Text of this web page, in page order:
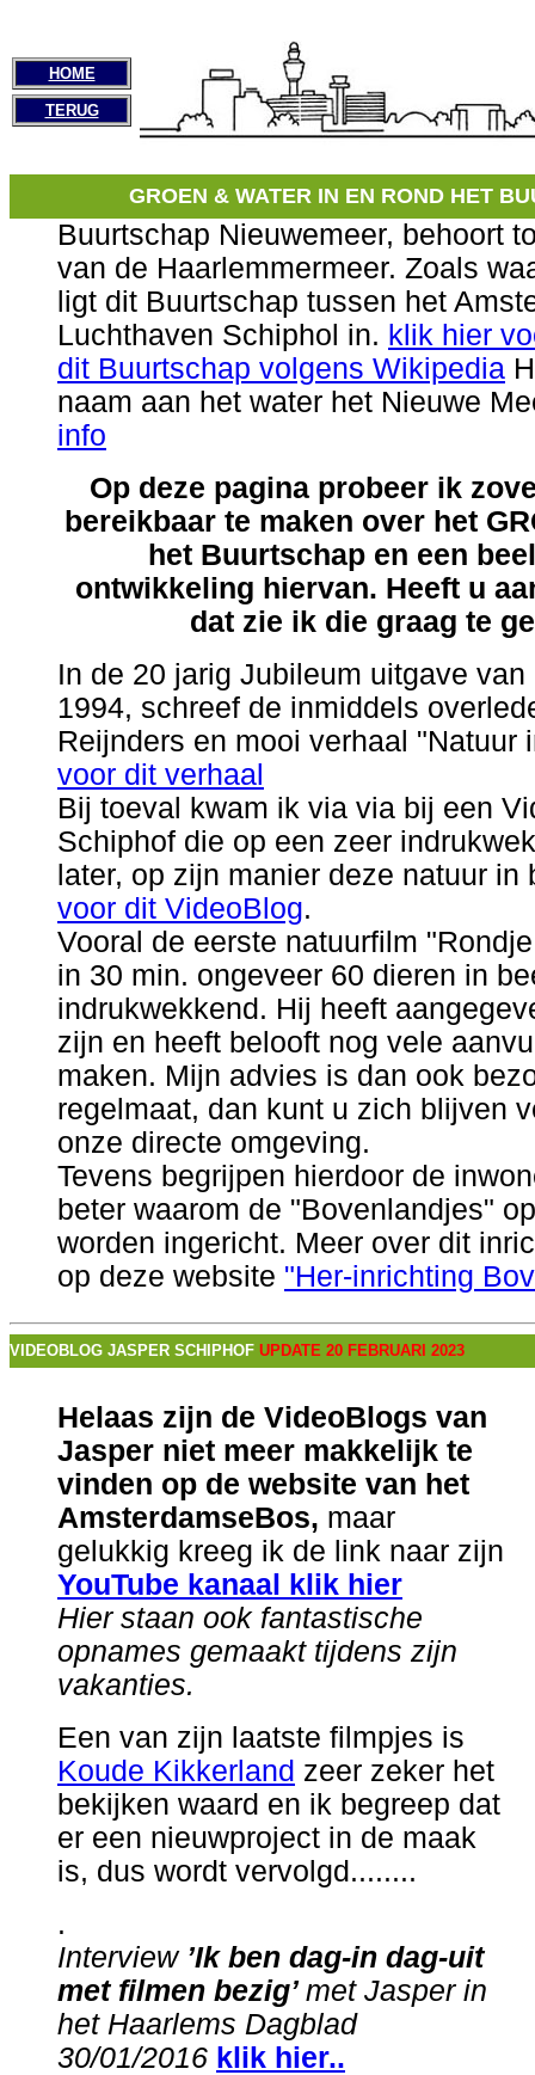
HOME
TERUG
GROEN & WATER IN EN ROND HET
Buurtschap Nieuwemeer, behoort
van de Haarlemmermeer. Zoals
ligt dit Buurtschap tussen het
Luchthaven Schiphol in. klik hier
dit Buurtschap volgens Wikipedia
naam aan het water het Nieuwe
info
Op deze pagina probeer ik
bereikbaar te maken over het
het Buurtschap en een
ontwikkeling hiervan. Heeft u
dat zie ik die graag te
In de 20 jarig Jubileum uitgave
1994, schreef de inmiddels
Reijnders en mooi verhaal "Natuur
voor dit verhaal
Bij toeval kwam ik via via bij een
Schiphof die op een zeer
later, op zijn manier deze natuur
voor dit VideoBlog.
Vooral de eerste natuurfilm
in 30 min. ongeveer 60 dieren in
indrukwekkend. Hij heeft
zijn en heeft belooft nog vele
maken. Mijn advies is dan ook
regelmaat, dan kunt u zich blijven
onze directe omgeving.
Tevens begrijpen hierdoor de
beter waarom de "Bovenlandjes"
worden ingericht. Meer over dit
op deze website "Her-inrichting
VIDEOBLOG JASPER SCHIPHOF UPDATE 20 FEBRUARI 2023
Helaas zijn de VideoBlogs van
Jasper niet meer makkelijk te
vinden op de website van het
AmsterdamseBos, maar
gelukkig kreeg ik de link naar zijn
YouTube kanaal klik hier
Hier staan ook fantastische
opnames gemaakt tijdens zijn
vakanties.
Een van zijn laatste filmpjes is
Koude Kikkerland zeer zeker het
bekijken waard en ik begreep dat
er een nieuwproject in de maak
is, dus wordt vervolgd........
.
Interview’Ik ben dag-in dag-uit
met filmen bezig’met Jasper in
het Haarlems Dagblad
30/01/2016 klik hier..